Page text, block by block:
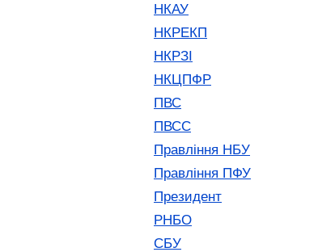
НКАУ
НКРЕКП
НКРЗІ
НКЦПФР
ПВС
ПВСС
Правління НБУ
Правління ПФУ
Президент
РНБО
СБУ